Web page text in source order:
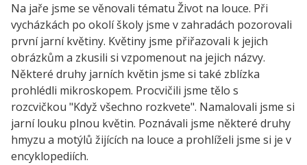
Na jaře jsme se věnovali tématu Život na louce. Při
vycházkách po okolí školy jsme v zahradách pozorovali
první jarní květiny. Květiny jsme přiřazovali k jejich
obrázkům a zkusili si vzpomenout na jejich názvy.
Některé druhy jarních květin jsme si také zblízka
prohlédli mikroskopem. Procvičili jsme tělo s
rozcvičkou "Když všechno rozkvete". Namalovali jsme si
jarní louku plnou květin. Poznávali jsme některé druhy
hmyzu a motýlů žijících na louce a prohlíželi jsme si je v
encyklopediích.